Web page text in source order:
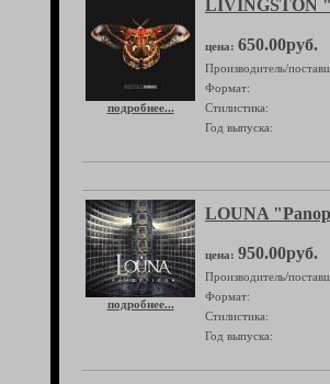
подробнее...
LIVINGSTON
цена: 650.00руб.
Производитель/
Формат:
Стилистика:
Год выпуска:
подробнее...
LOUNA
цена: 950.00руб.
Производитель/
Формат:
Стилистика:
Год выпуска: